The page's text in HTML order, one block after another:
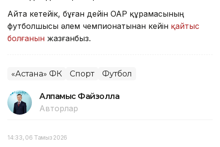
Айта кетейік, бұған дейін ОАР құрамасының
футболшысы әлем чемпионатынан кейін қайтыс
болғанын жазғанбыз.
«Астана» ФК Спорт Футбол
Алпамыс Файзолла
Авторлар
14:33, 06 Тамыз 2026